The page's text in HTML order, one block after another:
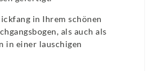
in Ihrem schönen
als auch als
in einer lauschigen